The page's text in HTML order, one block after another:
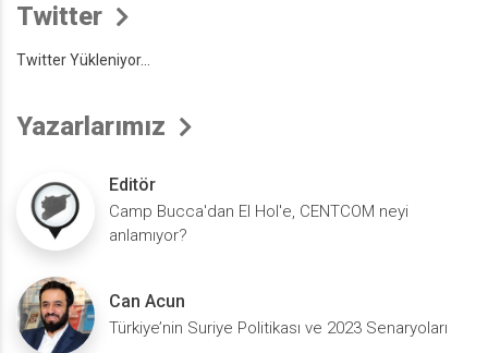
Twitter
Twitter Yükleniyor...
Yazarlarımız
Editör
Camp Bucca'dan El Hol'e, CENTCOM neyi
anlamıyor?
Can Acun
Türkiye’nin Suriye Politikası ve 2023 Senaryoları